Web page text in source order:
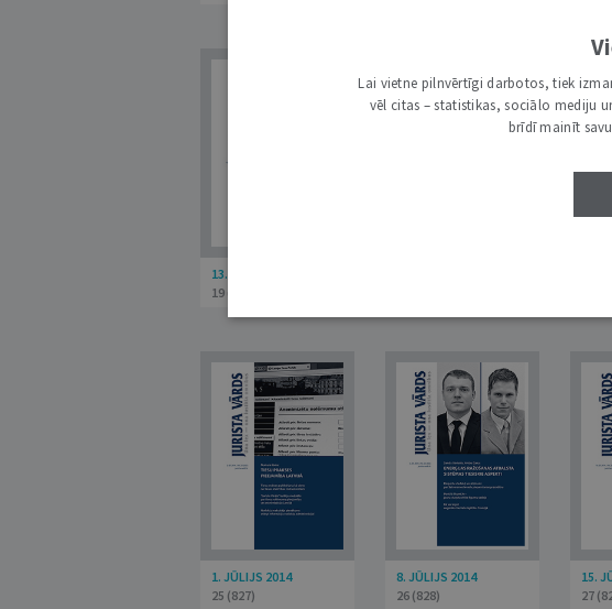
13. MAIJS 2014
19 (821)
1. JŪLIJS 2014
25 (827)
8. JŪLIJS 2014
26 (828)
15.
27
Lai vietne pilnvērtīgi darbotos, tiek
vēl citas – statistikas, sociālo mediju
brīdī mainīt